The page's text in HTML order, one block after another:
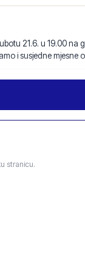
21.6. u 19.00
i susjedne mjesne
87 potpisa proslijedili
vide i drugi mjesni
prvašića: 25. lipnja u
stranicu.